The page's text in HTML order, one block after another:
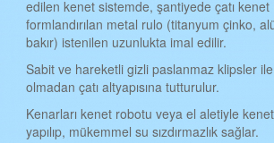
BURDUR KENET ÇATI
ÇANAKKALE KENET ÇATI
ÇANKIRI KENET ÇATI
edilen kenet sistemde, şantiyede çatı kenet
formlandırılan metal rulo (titanyum çinko,
bakır) istenilen uzunlukta imal edilir.
Sabit ve hareketli gizli paslanmaz klipsler
olmadan çatı altyapısına tutturulur.
Kenarları kenet robotu veya el aletiyle
yapılıp, mükemmel su sızdırmazlık sağlar.